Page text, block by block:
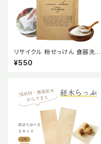
リサイクル 粉せっけん 食器洗剤
香料不使用 純石けん分 弱アル
カリ性 ナチュラル エコ エシカル
¥550